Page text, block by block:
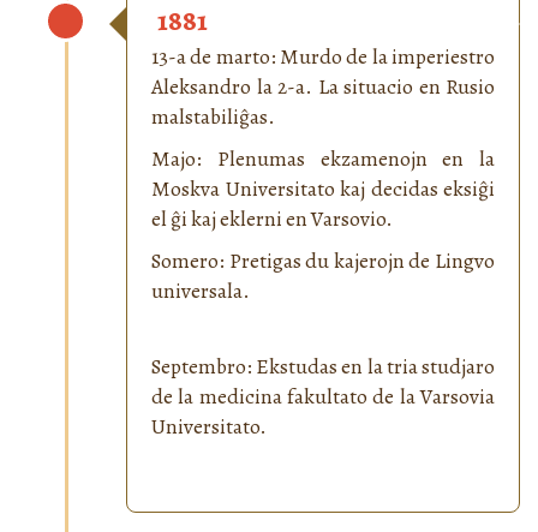
1881
13-a de marto: Murdo de la imperiestro
Aleksandro la 2-a. La situacio en Rusio
malstabiliĝas.
Majo: Plenumas ekzamenojn en la
Moskva Universitato kaj decidas eksiĝi
el ĝi kaj eklerni en Varsovio.
Somero: Pretigas du kajerojn de Lingvo
universala.
Septembro: Ekstudas en la tria studjaro
de la medicina fakultato de la Varsovia
Universitato.